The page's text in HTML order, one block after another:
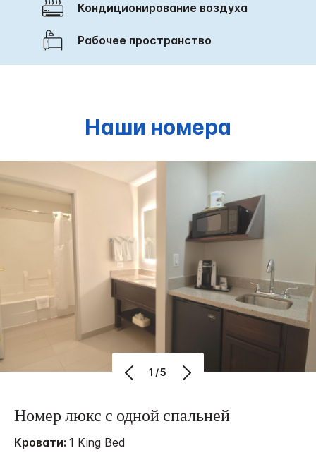
Кондиционирование воздуха
Рабочее пространство
Наши номера
1/5
Номер люкс с одной спальней
Кровати: 1 King Bed